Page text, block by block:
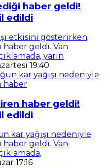
haber geldi!
edildi
etkisini gösterirken
geldi. Van
yarın
19:40
haber geldi!
edildi
kar yağışı nedeniyle
geldi. Van
17:16